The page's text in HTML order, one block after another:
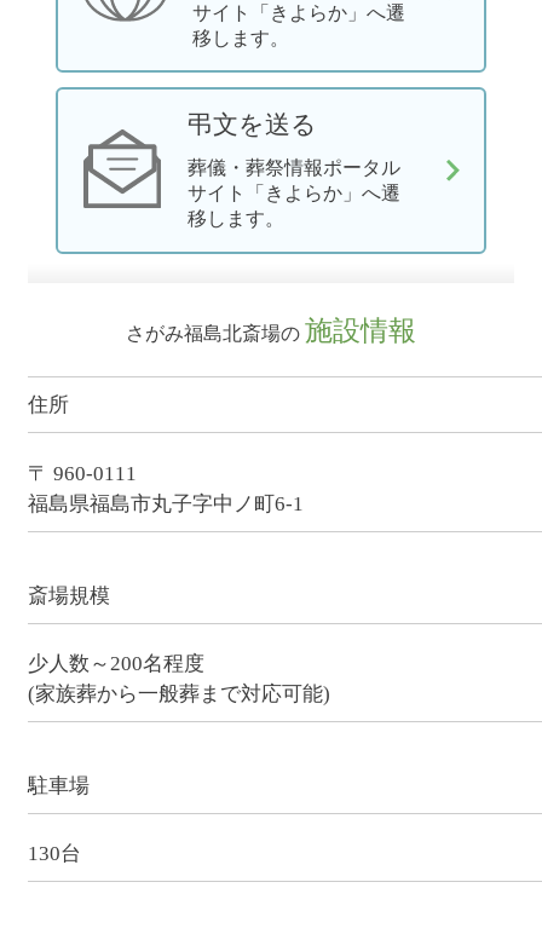
サイト「きよらか」へ遷
移します。
弔文を送る
葬儀・葬祭情報ポータル
サイト「きよらか」へ遷
移します。
さがみ福島北斎場の 施設情報
住所
〒 960-0111
福島県福島市丸子字中ノ町6-1
斎場規模
少人数～200名程度
(家族葬から一般葬まで対応可能)
駐車場
130台